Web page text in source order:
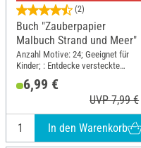
(2)
Buch "Zauberpapier
Malbuch Strand und Meer"
Anzahl Motive: 24; Geeignet für
Kinder; : Entdecke versteckte
Muster und Motive!; Breite: 21 cm;
Höhe: 21 cm
6,99 €
UVP 7,99 €
In den Warenkorb